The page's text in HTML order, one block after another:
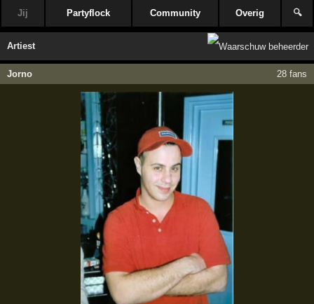
Jij Partyflock Community Overig 🔍
Artiest
Jorno 28 fans